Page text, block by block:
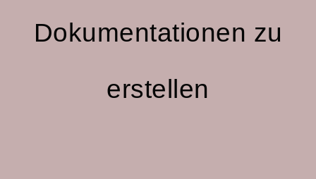
Dokumentationen zu
erstellen